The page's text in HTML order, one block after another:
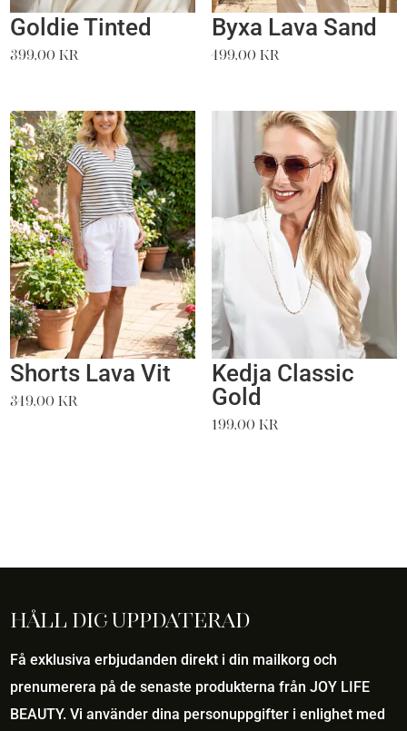
Goldie Tinted
399,00kr
Byxa Lava Sand
499,00 kr
Shorts Lava Vit
349,00kr
Kedja Classic
Gold
199,00 kr
Håll dig uppdaterad
Få exklusiva erbjudanden direkt i din mailkorg och
prenumerera på de senaste produkterna från JOY LIFE
BEAUTY. Vi använder dina personuppgifter i enlighet med